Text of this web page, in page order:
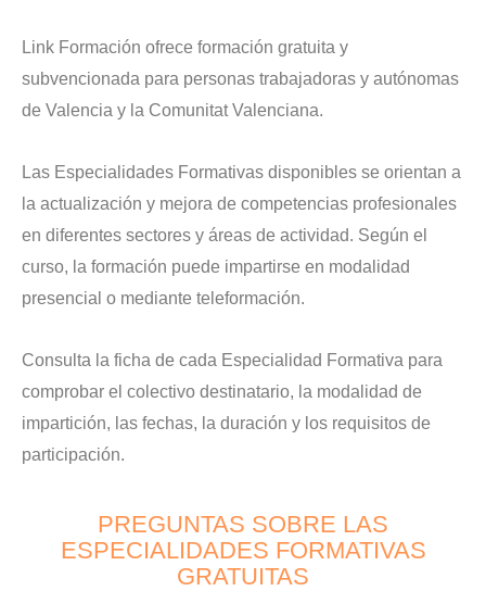
Link Formación ofrece formación gratuita y
subvencionada para personas trabajadoras y autónomas
de Valencia y la Comunitat Valenciana.
Las Especialidades Formativas disponibles se orientan a
la actualización y mejora de competencias profesionales
en diferentes sectores y áreas de actividad. Según el
curso, la formación puede impartirse en modalidad
presencial o mediante teleformación.
Consulta la ficha de cada Especialidad Formativa para
comprobar el colectivo destinatario, la modalidad de
impartición, las fechas, la duración y los requisitos de
participación.
PREGUNTAS SOBRE LAS
ESPECIALIDADES FORMATIVAS
GRATUITAS